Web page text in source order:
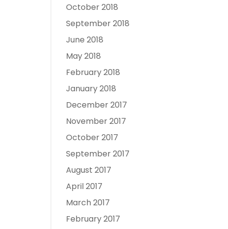
October 2018
September 2018
June 2018
May 2018
February 2018
January 2018
December 2017
November 2017
October 2017
September 2017
August 2017
April 2017
March 2017
February 2017